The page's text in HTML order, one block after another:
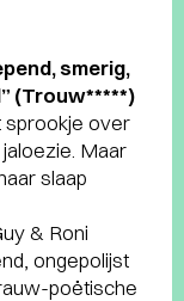
smerig,
(Trouw*****)
sprookje over
Maar
slaap
& Roni
ongepolijst
poëtische